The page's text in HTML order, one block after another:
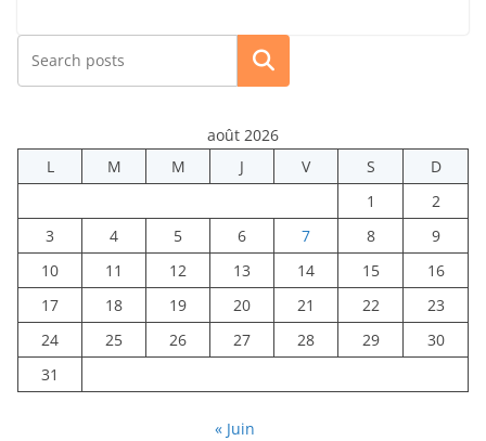
Rechercher
août 2026
L
M M J V S
D
1
2
3
4 5 6 7 8
9
10
11 12 13 14 15
16
17
18 19 20 21 22
23
24
25 26 27 28 29
30
31
« Juin